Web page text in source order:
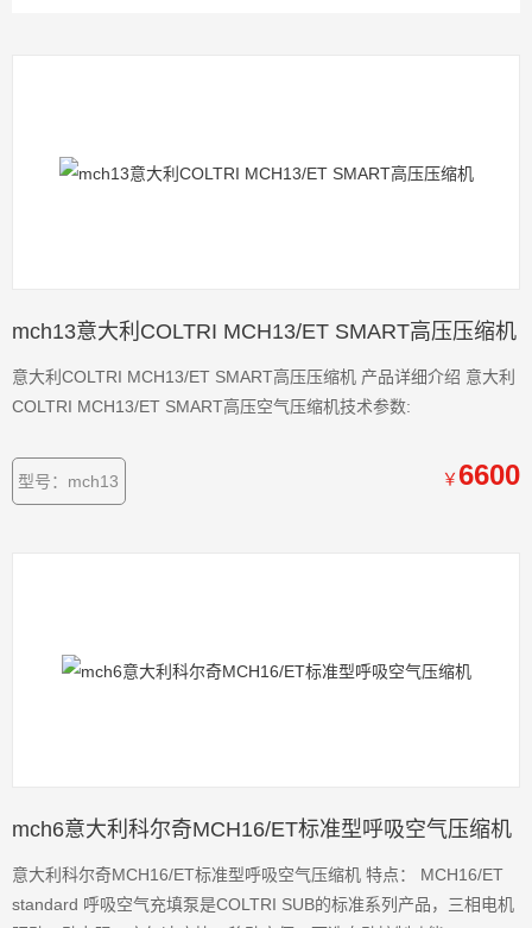
mch13意大利COLTRI MCH13/ET SMART高压压缩机
意大利COLTRI MCH13/ET SMART高压压缩机 产品详细介绍 意大利
COLTRI MCH13/ET SMART高压空气压缩机技术参数:
型号：mch13 ￥6600
mch6意大利科尔奇MCH16/ET标准型呼吸空气压缩机
意大利科尔奇MCH16/ET标准型呼吸空气压缩机 特点： MCH16/ET
standard 呼吸空气充填泵是COLTRI SUB的标准系列产品，三相电机